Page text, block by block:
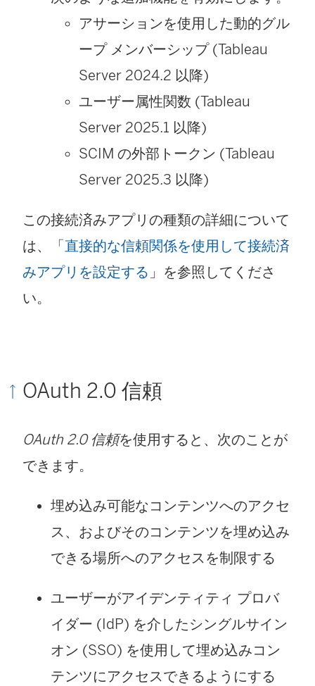
アサーションを使用した動的グル
ープ メンバーシップ (Tableau
Server 2024.2 以降)
ユーザー属性関数 (Tableau
Server 2025.1 以降)
SCIM の外部トークン (Tableau
Server 2025.3 以降)
この接続済みアプリの種類の詳細について
は、「 直接的な信頼関係を使用して接続済
みアプリを設定する 」を参照してくださ
い。
OAuth 2.0 信頼
OAuth 2.0 信頼を使用すると、次のことが
できます。
埋め込み可能なコンテンツへのアクセ
ス、およびそのコンテンツを埋め込み
できる場所へのアクセスを制限する
ユーザーがアイデンティティ プロバ
イダー (IdP) を介したシングルサイン
オン (SSO) を使用して埋め込みコン
テンツにアクセスできるようにする